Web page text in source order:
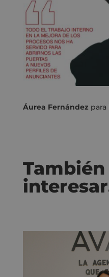
Áurea Fernández para